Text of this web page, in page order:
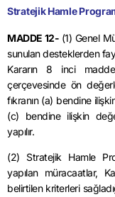
Stratejik Hamle
MADDE 12- (1) Genel
sunulan desteklerden
Kararın 8 inci
çerçevesinde ön
fıkranın (a) bendine
(c) bendine ilişkin
yapılır.
(2) Stratejik Hamle
yapılan müracaatlar,
belirtilen kriterleri